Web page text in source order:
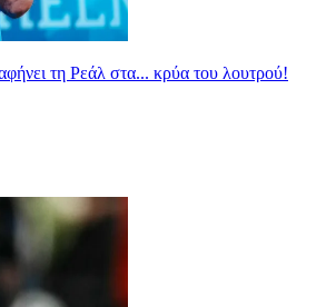
τη Ρεάλ στα... κρύα του λουτρού!